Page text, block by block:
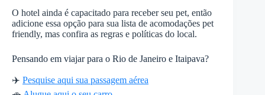
O hotel ainda é capacitado para receber seu pet, então
adicione essa opção para sua lista de acomodações pet
friendly, mas confira as regras e políticas do local.
Pensando em viajar para o Rio de Janeiro e Itaipava?
✈️ Pesquise aqui sua passagem aérea